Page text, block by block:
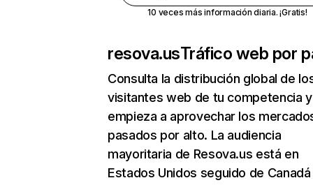
10 veces más información diaria. ¡Gratis!
resova.usTráfico web por
Consulta la distribución global de
visitantes web de tu competencia y
empieza a aprovechar los
pasados por alto. La audiencia
mayoritaria de Resova.us está en
Estados Unidos seguido de